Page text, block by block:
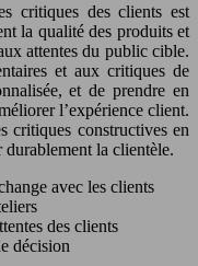
critiques des clients est
la qualité des produits et
attentes du public cible.
et aux critiques de
et de prendre en
l’expérience client.
critiques constructives en
la clientèle.
avec les clients
des clients
décision